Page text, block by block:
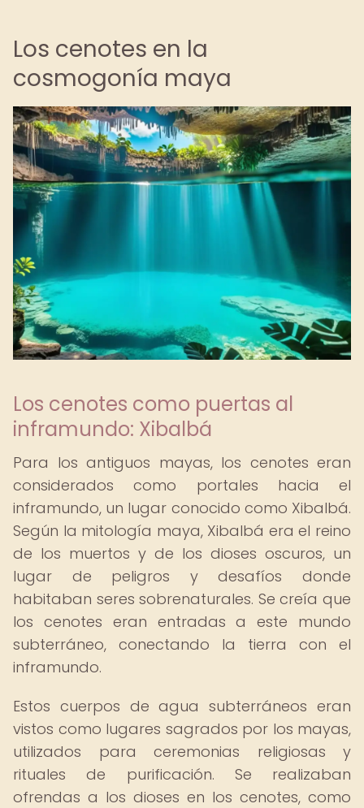
Los cenotes en la
cosmogonía maya
Los cenotes como puertas al
inframundo: Xibalbá
Para los antiguos mayas, los cenotes eran
considerados como portales hacia el
inframundo, un lugar conocido como Xibalbá.
Según la mitología maya, Xibalbá era el reino
de los muertos y de los dioses oscuros, un
lugar de peligros y desafíos donde
habitaban seres sobrenaturales. Se creía que
los cenotes eran entradas a este mundo
subterráneo, conectando la tierra con el
inframundo.
Estos cuerpos de agua subterráneos eran
vistos como lugares sagrados por los mayas,
utilizados para ceremonias religiosas y
rituales de purificación. Se realizaban
ofrendas a los dioses en los cenotes, como